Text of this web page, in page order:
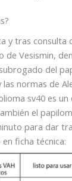
y tras consulta
de Vesismin,
del
normas de
sv40 es
el
para dar
ficha técnica: